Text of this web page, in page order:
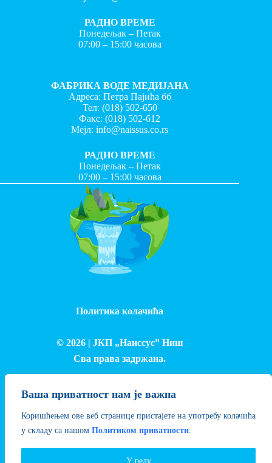
Ваша приватност нам је важна
Коришћењем ове веб странице пристајете на употребу колачића
у складу са нашом Политиком приватности.
У реду
РАДНО ВРЕМЕ
Понедељак – Петак
07:00 – 15:00 часова
ФАБРИКА ВОДЕ МЕДИЈАНА
Адреса: Петра Пајића бб
Тел: (018) 502-650
Факс:(018) 502-612
Мејл:info@naissus.co.rs
РАДНО ВРЕМЕ
Понедељак – Петак
07:00 – 15:00 часова
Политика колачића
© 2026 | ЈКП „Наиссус” Ниш
Сва права задржана.
Израда и одржавање сајта - Лука Петровић